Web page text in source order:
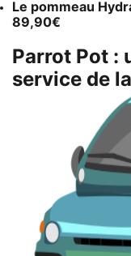
Le pommeau
89,90€
Parrot Pot :
service de